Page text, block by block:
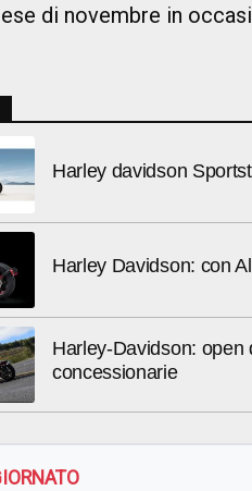
di novembre in
Harley davidson
Harley Davidson: con
Harley-Davidson: open
concessionarie